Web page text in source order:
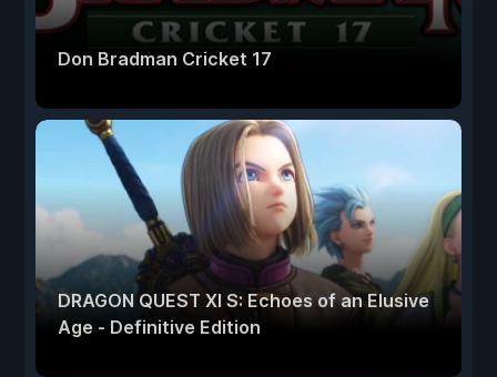
Don Bradman Cricket 17
DRAGON QUEST XI S: Echoes of an Elusive
Age - Definitive Edition